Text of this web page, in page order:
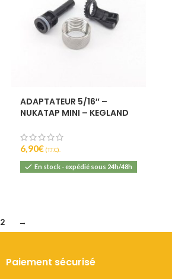
ADAPTATEUR 5/16″ –
NUKATAP MINI – KEGLAND
6,90€(T.T.C).
En stock - expédié sous 24h/48h
2 →
Paiement sécurisé